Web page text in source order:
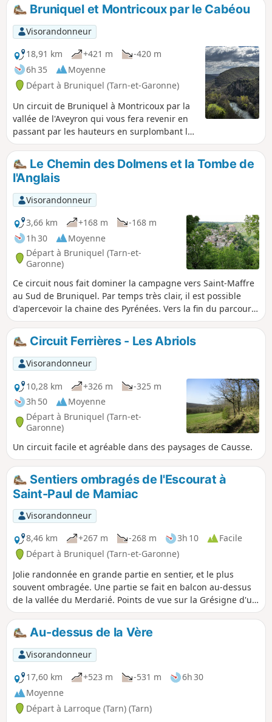
Bruniquel et Montricoux par le Cabéou
Visorandonneur
18,91 km
+421 m
-420 m
6h 35
Moyenne
Départ à Bruniquel (Tarn-et-Garonne)
Un circuit de Bruniquel à Montricoux par la
vallée de l'Aveyron qui vous fera revenir en
passant par les hauteurs en surplombant la
vallée parcourue. De beaux sentiers
sauvages et une belle vue sur Bruniquel du
côté opposé de la rivière.
Le Chemin des Dolmens et la Tombe de
l'Anglais
Visorandonneur
3,66 km
+168 m
-168 m
1h 30
Moyenne
Départ à Bruniquel (Tarn-et-
Garonne)
Ce circuit nous fait dominer la campagne vers Saint-Maffre
au Sud de Bruniquel. Par temps très clair, il est possible
d'apercevoir la chaine des Pyrénées. Vers la fin du parcours,
on découvrira Bruniquel vu d'en haut.
Circuit Ferrières - Les Abriols
Visorandonneur
10,28 km
+326 m
-325 m
3h 50
Moyenne
Départ à Bruniquel (Tarn-et-
Garonne)
Un circuit facile et agréable dans des paysages de Causse.
Sentiers ombragés de l'Escourat à
Saint-Paul de Mamiac
Visorandonneur
8,46 km
+267 m -268 m 3h 10
Facile
Départ à Bruniquel (Tarn-et-Garonne)
Jolie randonnée en grande partie en sentier, et le plus
souvent ombragée. Une partie se fait en balcon au-dessus
de la vallée du Merdarié. Points de vue sur la Grésigne d'un
côté, et sur les collines des gorges de l'Aveyron de l'autre.
Au-dessus de la Vère
Visorandonneur
17,60 km
+523 m -531 m
6h 30
Moyenne
Départ à Larroque (Tarn) (Tarn)